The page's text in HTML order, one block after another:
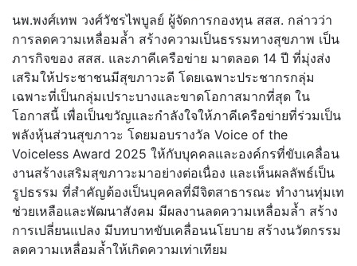
นพ.พงศ์เทพ วงศ์วัชรไพบูลย์ ผู้จัดการกองทุน สสส. กล่าวว่า
การลดความเหลื่อมล้ำ สร้างความเป็นธรรมทางสุขภาพ เป็น
ภารกิจของ สสส. และภาคีเครือข่าย มาตลอด 14 ปี ที่มุ่งส่ง
เสริมให้ประชาชนมีสุขภาวะดี โดยเฉพาะประชากรกลุ่ม
เฉพาะที่เป็นกลุ่มเปราะบางและขาดโอกาสมากที่สุด ใน
โอกาสนี้ เพื่อเป็นขวัญและกำลังใจให้ภาคีเครือข่ายที่ร่วมเป็น
พลังหุ้นส่วนสุขภาวะ โดยมอบรางวัล Voice of the
Voiceless Award 2025 ให้กับบุคคลและองค์กรที่ขับเคลื่อน
งานสร้างเสริมสุขภาวะมาอย่างต่อเนื่อง และเห็นผลลัพธ์เป็น
รูปธรรม ที่สำคัญต้องเป็นบุคคลที่มีจิตสาธารณะ ทำงานทุ่มเท
ช่วยเหลือและพัฒนาสังคม มีผลงานลดความเหลื่อมล้ำ สร้าง
การเปลี่ยนแปลง มีบทบาทขับเคลื่อนนโยบาย สร้างนวัตกรรม
ลดความเหลื่อมล้ำให้เกิดความเท่าเทียม